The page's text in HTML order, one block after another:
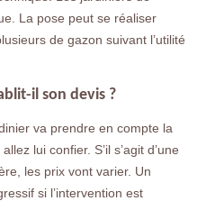
La pose peut se réaliser
de gazon suivant l’utilité
il son devis ?
va prendre en compte la
lui confier. S’il s’agit d’une
les prix vont varier. Un
si l’intervention est